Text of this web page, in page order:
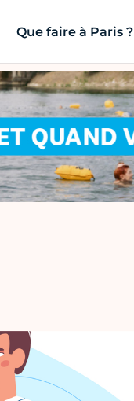
Que faire à Paris ?